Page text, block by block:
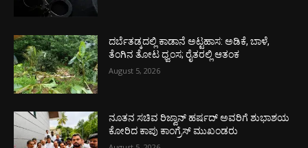
ದರ್ಬೆತಡ್ಕದಲ್ಲಿ ಕಾಡಾನೆ ಅಟ್ಟಹಾಸ: ಅಡಿಕೆ, ಬಾಳೆ,
ತೆಂಗಿನ ತೋಟ ಧ್ವಂಸ; ರೈತರಲ್ಲಿ ಆತಂಕ
August 5, 2026
ನೂತನ ಸಚಿವ ರಿಜ್ವಾನ್ ಹರ್ಷದ್ ಅವರಿಗೆ ಶುಭಾಶಯ
ಕೋರಿದ ಕಾಪು ಕಾಂಗ್ರೆಸ್ ಮುಖಂಡರು